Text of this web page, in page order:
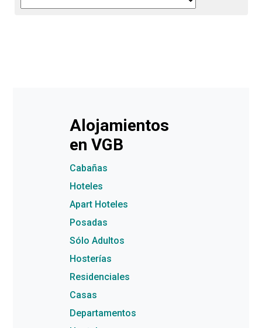
Alojamientos
en VGB
Cabañas
Hoteles
Apart Hoteles
Posadas
Sólo Adultos
Hosterías
Residenciales
Casas
Departamentos